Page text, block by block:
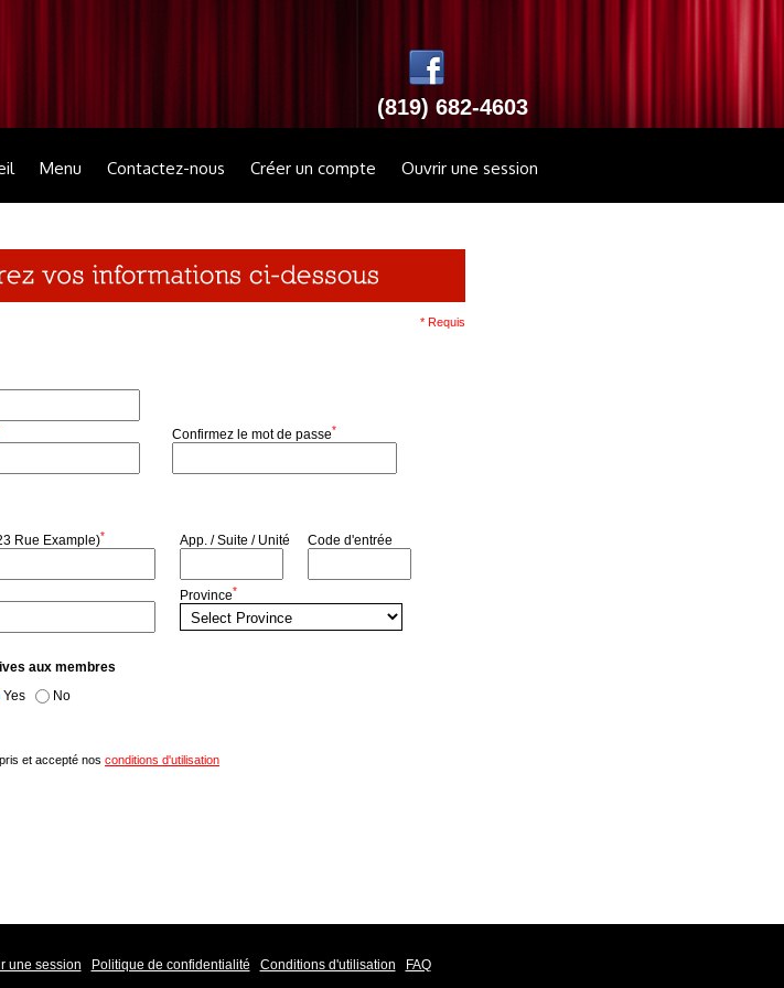
(819) 682-4603
Menu Contactez-nous Créer un compte Ouvrir une session
* Requis
Confirmez le mot de passe*
Rue Example)* App. / Suite / Unité Code d'entrée
Province*
aux membres
Yes No
et accepté nos conditions d'utilisation
une session Politique de confidentialité Conditions d'utilisation FAQ